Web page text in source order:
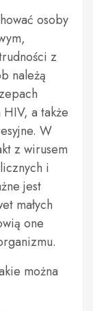
osoby
z
należą
a także
W
z wirusem
i
jest
małych
one
można